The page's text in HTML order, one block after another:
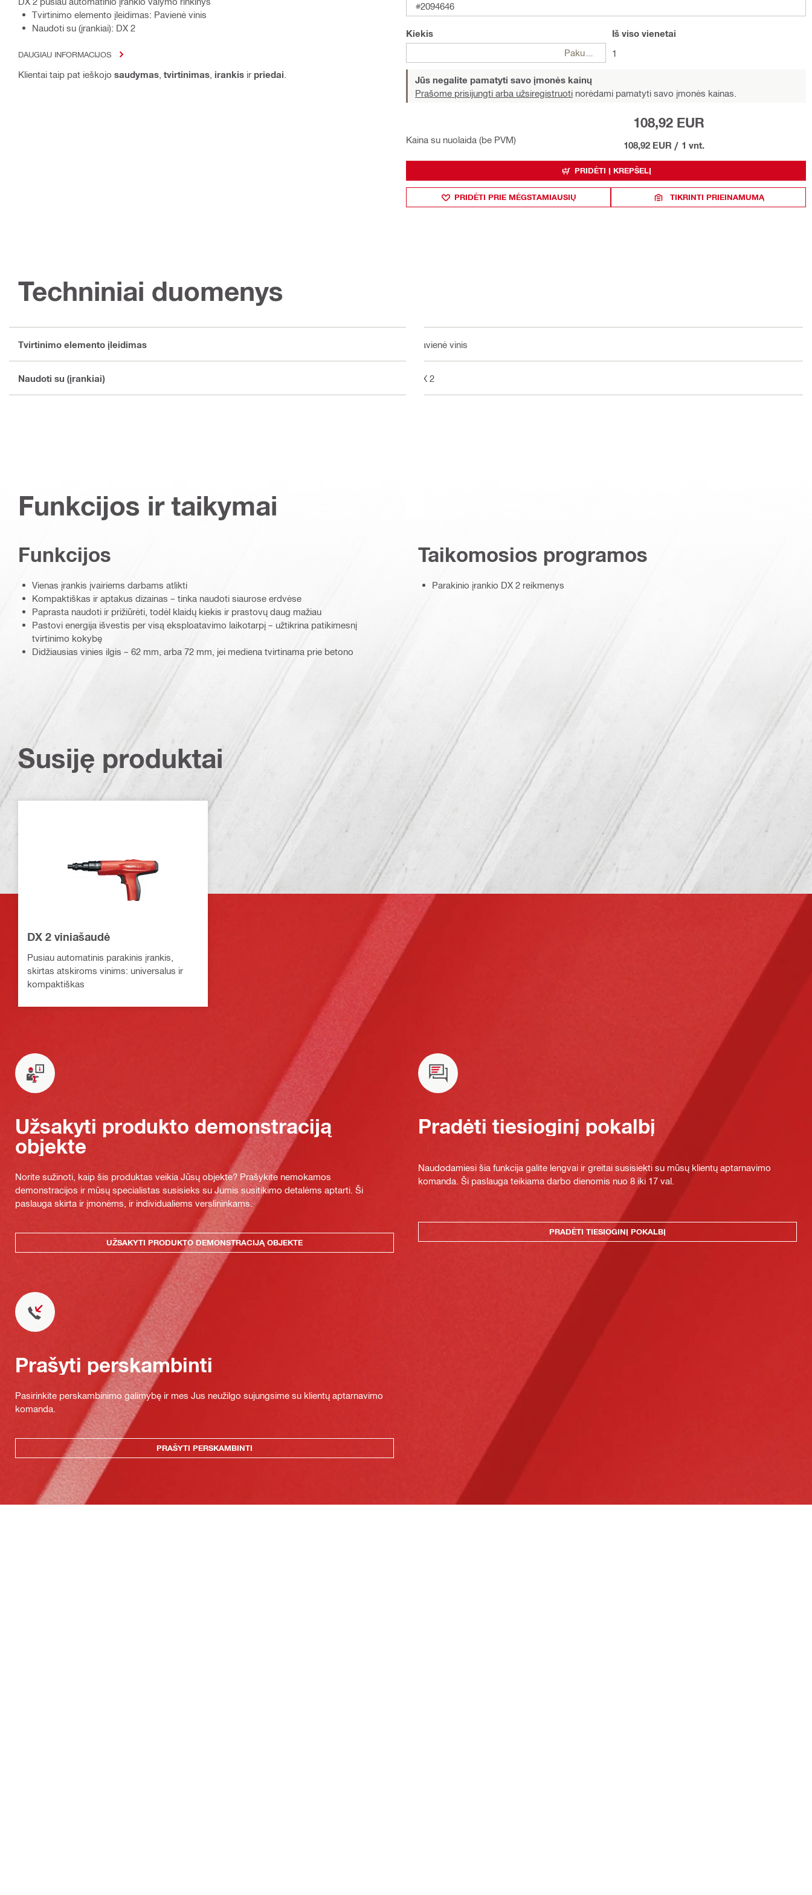
Tvirtinimo elemento įleidimas: Pavienė vinis
Naudoti su (įrankiai): DX 2
DAUGIAU INFORMACIJOS
Klientai taip pat ieškojo saudymas tvirtinimas irankis ir priedai
#2094646
Kiekis
Pakuotės
Iš viso vienetai
1
Jūs negalite pamatyti savo įmonės kainų
Prašome prisijungti arba užsiregistruoti norėdami pamatyti savo įmonės kainas.
Kaina su nuolaida (be PVM)
108,92 EUR
108,92 EUR / 1 vnt.
PRIDĖTI Į KREPŠELĮ
PRIDĖTI PRIE MĖGSTAMIAUSIŲ TIKRINTI PRIEINAMUMĄ
Techniniai duomenys
Tvirtinimo elemento įleidimas Pavienė vinis
Naudoti su (įrankiai) DX 2
Funkcijos ir taikymai
Funkcijos
Vienas įrankis įvairiems darbams atlikti
Kompaktiškas ir aptakus dizainas – tinka naudoti siaurose erdvėse
Paprasta naudoti ir prižiūrėti, todėl klaidų kiekis ir prastovų daug mažiau
Pastovi energija išvestis per visą eksploatavimo laikotarpį – užtikrina patikimesnį
tvirtinimo kokybę
Didžiausias vinies ilgis – 62 mm, arba 72 mm, jei mediena tvirtinama prie betono
Taikomosios programos
Parakinio įrankio DX 2 reikmenys
Susiję produktai
DX 2 viniašaudė
Pusiau automatinis parakinis įrankis,
skirtas atskiroms vinims: universalus ir
kompaktiškas
Užsakyti produkto demonstraciją
objekte
Norite sužinoti, kaip šis produktas veikia Jūsų objekte? Prašykite nemokamos
demonstracijos ir mūsų specialistas susisieks su Jumis susitikimo detalėms aptarti. Ši
paslauga skirta ir įmonėms, ir individualiems verslininkams.
UŽSAKYTI PRODUKTO DEMONSTRACIJĄ OBJEKTE
Pradėti tiesioginį pokalbį
Naudodamiesi šia funkcija galite lengvai ir greitai susisiekti su mūsų klientų aptarnavimo
komanda. Ši paslauga teikiama darbo dienomis nuo 8 iki 17 val.
PRADĖTI TIESIOGINĮ POKALBĮ
Prašyti perskambinti
Pasirinkite perskambinimo galimybę ir mes Jus neužilgo sujungsime su klientų aptarnavimo
komanda.
PRAŠYTI PERSKAMBINTI